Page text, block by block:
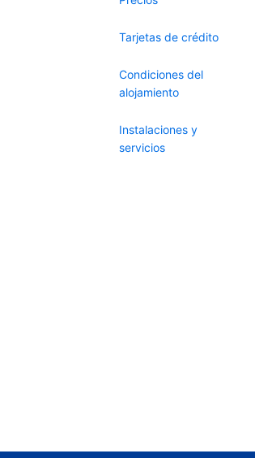
Tarjetas de crédito
Condiciones del
alojamiento
Instalaciones y
servicios